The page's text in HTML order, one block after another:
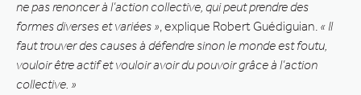
ne pas renoncer à l’action collective, qui peut prendre des
formes diverses et variées » , explique Robert Guédiguian. « Il
faut trouver des causes à défendre sinon le monde est foutu,
vouloir être actif et vouloir avoir du pouvoir grâce à l’action
collective. »